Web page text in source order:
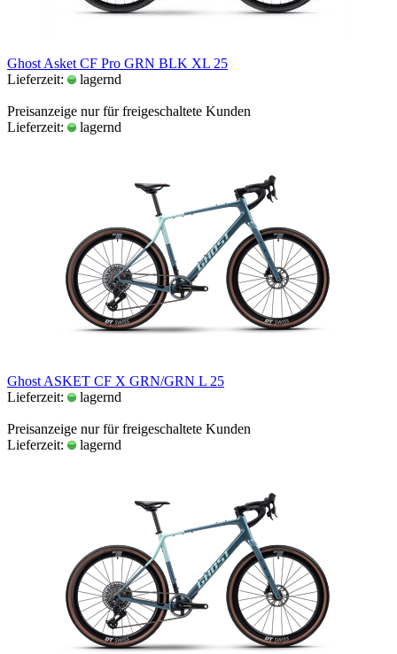
Ghost Asket CF Pro GRN BLK XL 25
Lieferzeit:
lagernd
Preisanzeige nur für freigeschaltete Kunden
Lieferzeit:
lagernd
Ghost ASKET CF X GRN/GRN L 25
Lieferzeit:
lagernd
Preisanzeige nur für freigeschaltete Kunden
Lieferzeit:
lagernd